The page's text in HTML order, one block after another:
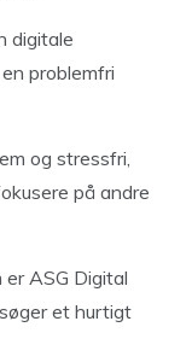
digitale
problemfri
og stressfri,
på andre
ASG Digital
et hurtigt